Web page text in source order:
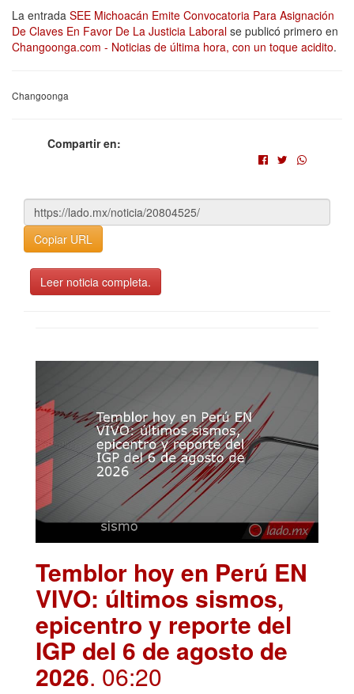
La entrada SEE Michoacán Emite Convocatoria Para Asignación
De Claves En Favor De La Justicia Laboral se publicó primero en
Changoonga.com - Noticias de última hora, con un toque acidito.
Changoonga
Compartir en:
Copiar URL
Leer noticia completa.
Temblor hoy en Perú EN
VIVO: últimos sismos,
epicentro y reporte del
IGP del 6 de agosto de
2026. 06:20